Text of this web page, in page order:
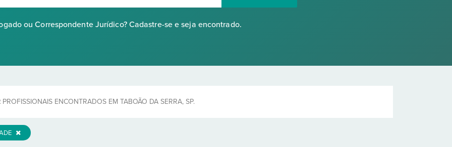
ou Correspondente Jurídico? Cadastre-se e seja encontrado.
PROFISSIONAIS ENCONTRADOS EM TABOÃO DA SERRA, SP.